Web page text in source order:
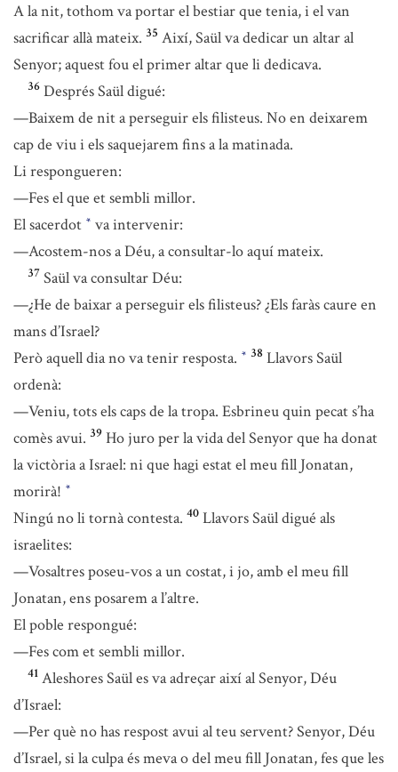
A la nit, tothom va portar el bestiar que tenia, i el van
sacrificar allà mateix. 35 Així, Saül va dedicar un altar al
Senyor; aquest fou el primer altar que li dedicava.
36 Després Saül digué:
—Baixem de nit a perseguir els filisteus. No en deixarem
cap de viu i els saquejarem fins a la matinada.
Li respongueren:
—Fes el que et sembli millor.
El sacerdot * va intervenir:
—Acostem-nos a Déu, a consultar-lo aquí mateix.
37 Saül va consultar Déu:
—¿He de baixar a perseguir els filisteus? ¿Els faràs caure en
mans d’Israel?
Però aquell dia no va tenir resposta. * 38 Llavors Saül
ordenà:
—Veniu, tots els caps de la tropa. Esbrineu quin pecat s’ha
comès avui. 39 Ho juro per la vida del Senyor que ha donat
la victòria a Israel: ni que hagi estat el meu fill Jonatan,
morirà! *
Ningú no li tornà contesta. 40 Llavors Saül digué als
israelites:
—Vosaltres poseu-vos a un costat, i jo, amb el meu fill
Jonatan, ens posarem a l’altre.
El poble respongué:
—Fes com et sembli millor.
41 Aleshores Saül es va adreçar així al Senyor, Déu
d’Israel:
—Per què no has respost avui al teu servent? Senyor, Déu
d’Israel, si la culpa és meva o del meu fill Jonatan, fes que les